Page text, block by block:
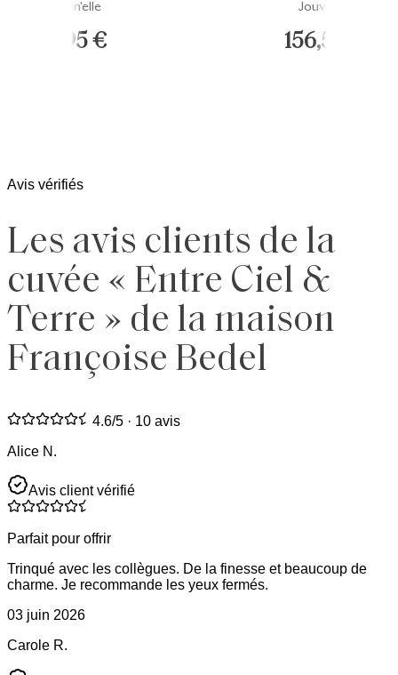
Origin'elle
51,95 €
Jouvence
156,50 €
Avis vérifiés
Les avis clients de la
cuvée « Entre Ciel &
Terre » de la maison
Françoise Bedel
4.6/5 · 10 avis
Alice N.
Avis client vérifié
Parfait pour offrir
Trinqué avec les collègues. De la finesse et beaucoup de
charme. Je recommande les yeux fermés.
03 juin 2026
Carole R.